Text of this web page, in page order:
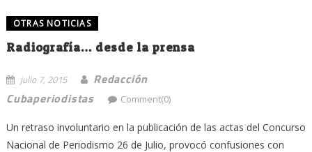
OTRAS NOTICIAS
Radiografía… desde la prensa
julio 7, 2015
Redacción
Cubaperiodistas
Comment(0)
Un retraso involuntario en la publicación de las actas del Concurso
Nacional de Periodismo 26 de Julio, provocó confusiones con